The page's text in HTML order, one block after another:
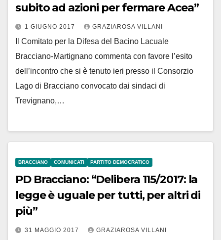
subito ad azioni per fermare Acea”
1 GIUGNO 2017 GRAZIAROSA VILLANI
Il Comitato per la Difesa del Bacino Lacuale
Bracciano-Martignano commenta con favore l’esito
dell’incontro che si è tenuto ieri presso il Consorzio
Lago di Bracciano convocato dai sindaci di
Trevignano,…
BRACCIANO COMUNICATI PARTITO DEMOCRATICO
PD Bracciano: “Delibera 115/2017: la
legge è uguale per tutti, per altri di
più”
31 MAGGIO 2017 GRAZIAROSA VILLANI